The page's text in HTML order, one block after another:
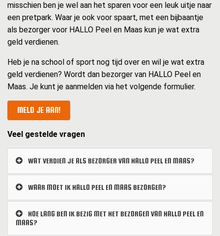
misschien ben je wel aan het sparen voor een leuk uitje naar
een pretpark. Waar je ook voor spaart, met een bijbaantje
als bezorger voor HALLO Peel en Maas kun je wat extra
geld verdienen.
Heb je na school of sport nog tijd over en wil je wat extra
geld verdienen? Wordt dan bezorger van HALLO Peel en
Maas. Je kunt je aanmelden via het volgende formulier.
MELD JE AAN!
Veel gestelde vragen
WAT VERDIEN JE ALS BEZORGER VAN HALLO PEEL EN MAAS?
WAAR MOET IK HALLO PEEL EN MAAS BEZORGEN?
HOE LANG BEN IK BEZIG MET HET BEZORGEN VAN HALLO PEEL EN
MAAS?